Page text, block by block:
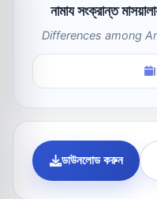
নামায সংক্রান্ত
Differences among
ডাউনলোড করুন